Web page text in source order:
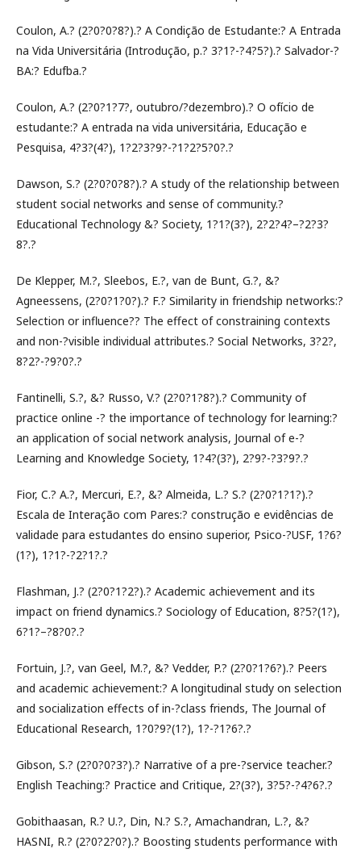
Coulon, A.? (2?0?0?8?).? A Condição de Estudante:? A Entrada
na Vida Universitária (Introdução, p.? 3?1?-?4?5?).? Salvador-?
BA:? Edufba.?
Coulon, A.? (2?0?1?7?, outubro/?dezembro).? O ofício de
estudante:? A entrada na vida universitária, Educação e
Pesquisa, 4?3?(4?), 1?2?3?9?-?1?2?5?0?.?
Dawson, S.? (2?0?0?8?).? A study of the relationship between
student social networks and sense of community.?
Educational Technology &? Society, 1?1?(3?), 2?2?4?–?2?3?
8?.?
De Klepper, M.?, Sleebos, E.?, van de Bunt, G.?, &?
Agneessens, (2?0?1?0?).? F.? Similarity in friendship networks:?
Selection or influence?? The effect of constraining contexts
and non-?visible individual attributes.? Social Networks, 3?2?,
8?2?-?9?0?.?
Fantinelli, S.?, &? Russo, V.? (2?0?1?8?).? Community of
practice online -? the importance of technology for learning:?
an application of social network analysis, Journal of e-?
Learning and Knowledge Society, 1?4?(3?), 2?9?-?3?9?.?
Fior, C.? A.?, Mercuri, E.?, &? Almeida, L.? S.? (2?0?1?1?).?
Escala de Interação com Pares:? construção e evidências de
validade para estudantes do ensino superior, Psico-?USF, 1?6?
(1?), 1?1?-?2?1?.?
Flashman, J.? (2?0?1?2?).? Academic achievement and its
impact on friend dynamics.? Sociology of Education, 8?5?(1?),
6?1?–?8?0?.?
Fortuin, J.?, van Geel, M.?, &? Vedder, P.? (2?0?1?6?).? Peers
and academic achievement:? A longitudinal study on selection
and socialization effects of in-?class friends, The Journal of
Educational Research, 1?0?9?(1?), 1?-?1?6?.?
Gibson, S.? (2?0?0?3?).? Narrative of a pre-?service teacher.?
English Teaching:? Practice and Critique, 2?(3?), 3?5?-?4?6?.?
Gobithaasan, R.? U.?, Din, N.? S.?, Amachandran, L.?, &?
HASNI, R.? (2?0?2?0?).? Boosting students performance with